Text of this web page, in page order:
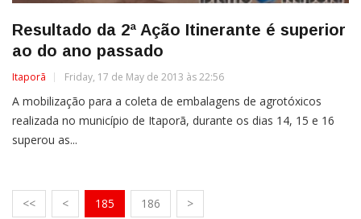
Resultado da 2ª Ação Itinerante é superior
ao do ano passado
Itaporã Friday, 17 de May de 2013 às 22:56
A mobilização para a coleta de embalagens de agrotóxicos
realizada no município de Itaporã, durante os dias 14, 15 e 16
superou as...
<< < 185 186 >